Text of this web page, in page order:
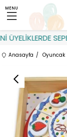
MENU
Anasayfa Oyuncak